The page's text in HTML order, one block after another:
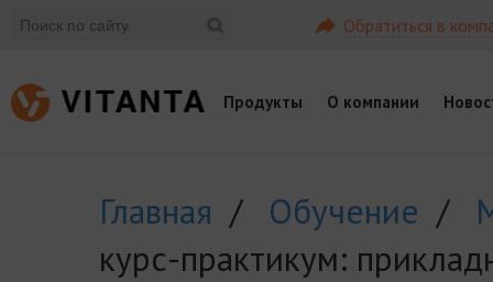
Обратиться в
Продукты О компании
Главная / Обучение /
курс-практикум: